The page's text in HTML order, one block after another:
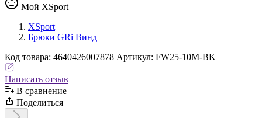
Мой XSport
XSport
Брюки GRi Винд
Код товара: 4640426007878 Артикул: FW25-10M-BK
Написать отзыв
В сравнениe
Поделиться